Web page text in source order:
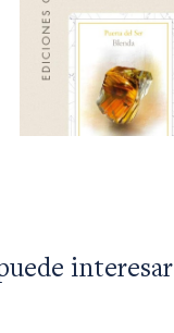
interesar